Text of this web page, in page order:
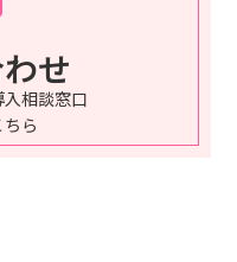
せ
相談窓口
ら